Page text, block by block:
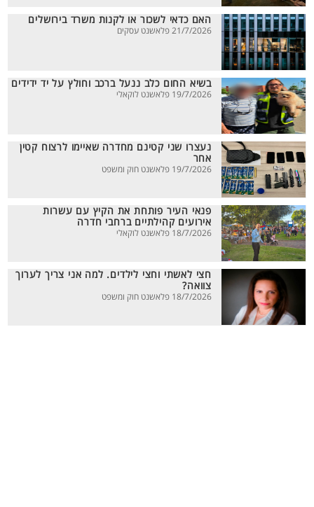
האם כדאי לשכור או לקנות משרד בירושלים
21/7/2026 פלאשנט עסקים
בשיא החום כלב ננעל ברכב וחולץ על יד ידידים
19/7/2026 פלאשנט לוקאלי
נעצרו שני קטינם מחדרה שאיימו לרצוח קטין
אחר
19/7/2026 פלאשנט חוק ומשפט
פנאי העיר פותחת את הקיץ עם עשרות
אירועים קהילתיים ברחבי חדרה
18/7/2026 פלאשנט לוקאלי
חצי לאשתי וחצי לילדים. למה אני צריך לערוך
צוואה?
18/7/2026 פלאשנט חוק ומשפט